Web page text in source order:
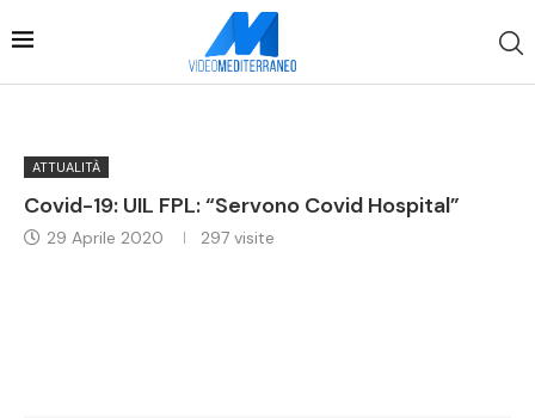
ATTUALITÀ
Covid-19: UIL FPL: “Servono Covid Hospital”
29 Aprile 2020 297 visite